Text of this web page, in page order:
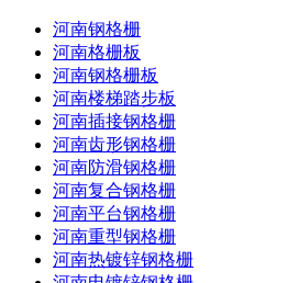
河南钢格栅
河南格栅板
河南钢格栅板
河南楼梯踏步板
河南插接钢格栅
河南齿形钢格栅
河南防滑钢格栅
河南复合钢格栅
河南平台钢格栅
河南重型钢格栅
河南热镀锌钢格栅